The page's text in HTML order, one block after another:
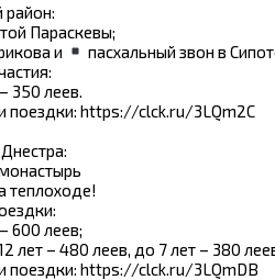
район:
Параскевы;
и
пасхальный звон в
350 леев.
поездки: https://clck.ru/3LQm2C
теплоходе!
600 леев;
лет – 480 леев, до 7 лет – 380
поездки: https://clck.ru/3LQmDB